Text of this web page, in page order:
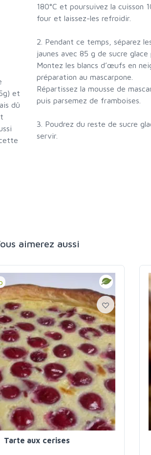
et
dû
180°C et poursuivez la
four et laissez-les refroidir.
2. Pendant ce temps, séparez
jaunes avec 85 g de sucre
Montez les blancs d’œufs en
préparation au mascarpone.
Répartissez la mousse de
puis parsemez de framboises.
3. Poudrez du reste de sucre
servir.
aimerez aussi
Tarte aux cerises